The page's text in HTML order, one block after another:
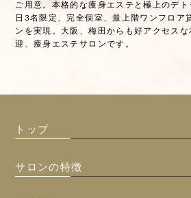
ご用意。本格的な痩身エステと極上のデ
日3名限定、完全個室、最上階ワンフロア
ンを実現。大阪、梅田からも好アクセス
迎、痩身エステサロンです。
トップ
サロンの特徴